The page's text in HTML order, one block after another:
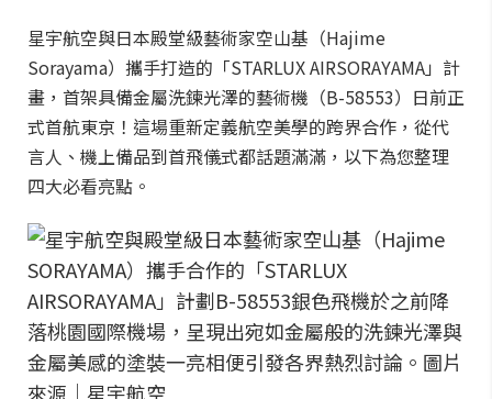
星宇航空與日本殿堂級藝術家空山基（Hajime
Sorayama）攜手打造的「STARLUX AIRSORAYAMA」計
畫，首架具備金屬洗鍊光澤的藝術機（B-58553）日前正
式首航東京！這場重新定義航空美學的跨界合作，從代
言人、機上備品到首飛儀式都話題滿滿，以下為您整理
四大必看亮點。